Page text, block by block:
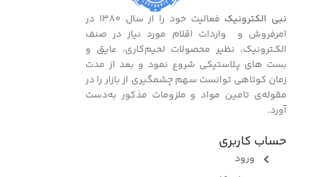
قابلیت برش مکانیزه دارد
کشورسازنده چین
دمای مجاز
نبی الکترونیک
فعالیت خود را از سال ۱۳۸۰ در
امرفروش و واردات اقلام مورد نیاز در صنف
الکـترونیک، نظیر محصولات لحیم‌کاری، عایق و
بست ‌های پـلاستیکی شروع نمود و بعد از مدت
زمان کوتاهی توانست سهم چشمگیری از بازار را در
مقوله‌ی تامین مواد و ملزومات مذکور به‌دست
آورد.
حساب کاربری
ورود